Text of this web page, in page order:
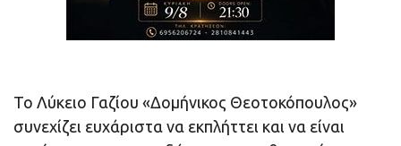
Το Λύκειο Γαζίου «Δομήνικος Θεοτοκόπουλος»
συνεχίζει ευχάριστα να εκπλήττει και να είναι